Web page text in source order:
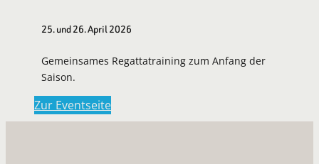
25. und 26. April 2026
Gemeinsames Regattatraining zum Anfang der
Saison.
Zur Eventseite